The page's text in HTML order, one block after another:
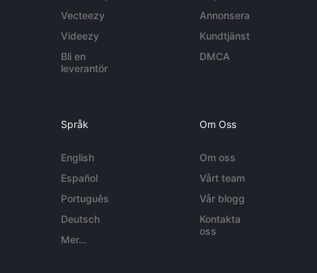
Vecteezy
Videezy
Bli en
leverantör
Annonsera
Kundtjänst
DMCA
Språk
English
Español
Português
Deutsch
Mer...
Om Oss
Om oss
Vårt team
Vår blogg
Kontakta
oss